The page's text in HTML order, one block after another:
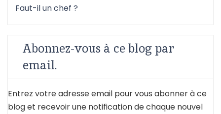
Faut-il un chef ?
Abonnez-vous à ce blog par
email.
Entrez votre adresse email pour vous abonner à ce
blog et recevoir une notification de chaque nouvel